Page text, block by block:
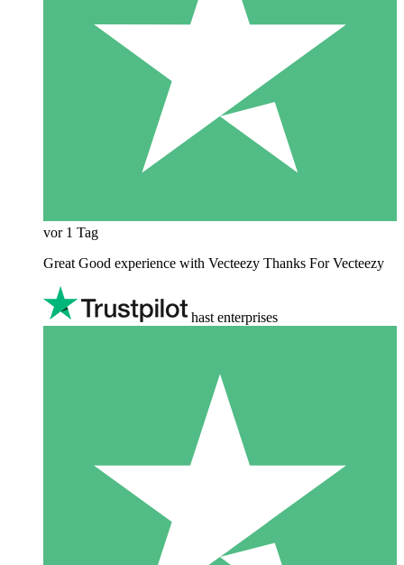
vor 1 Tag
Great Good experience with Vecteezy Thanks For Vecteezy
hast enterprises